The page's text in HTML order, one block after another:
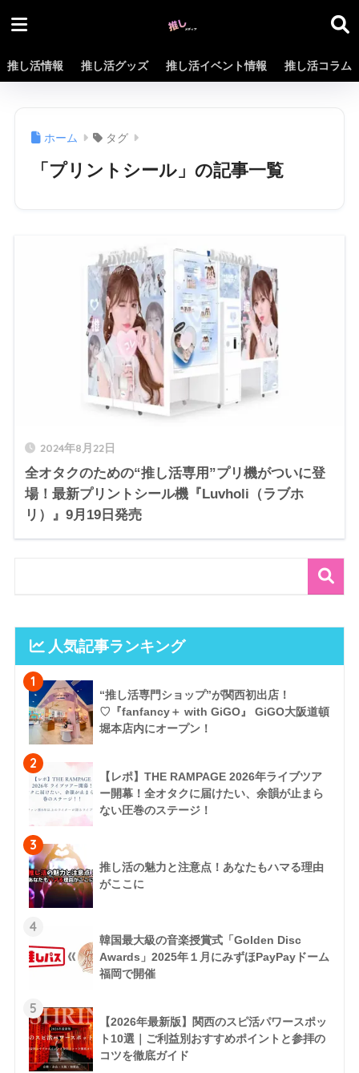
推し活情報 推し活グッズ 推し活イベント情報 推し活コラム
ホーム タグ
「プリントシール」の記事一覧
2024年8月22日
全オタクのための“推し活専用”プリ機がついに登
場！最新プリントシール機『Luvholi（ラブホ
リ）』9月19日発売
人気記事ランキング
1
“推し活専門ショップ”が関西初出店！
♡『fanfancy＋ with GiGO』 GiGO大阪道頓
堀本店内にオープン！
2
【レポ】THE RAMPAGE 2026年ライブツア
ー開幕！全オタクに届けたい、余韻が止まら
ない圧巻のステージ！
3
推し活の魅力と注意点！あなたもハマる理由
がここに
4
韓国最大級の音楽授賞式「Golden Disc
Awards」2025年１月にみずほPayPayドーム
福岡で開催
5
【2026年最新版】関西のスピ活パワースポッ
ト10選｜ご利益別おすすめポイントと参拝の
コツを徹底ガイド